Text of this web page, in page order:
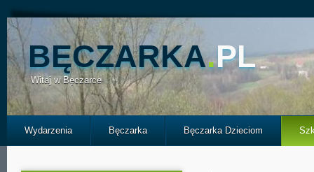
BĘCZARKA.PL
Witaj w Bęczarce
Wydarzenia Bęczarka Bęczarka Dzieciom